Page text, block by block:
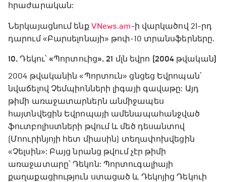
հրաժարական:
Ներկայացնում ենք VNews.am-ի վարկածով 21-րդ
դարում «Բարսելոնայի» թոփ-10 տրանսֆերները.
10. Դեկու՝ «Պորտուից». 21 մլն եվրո (2004 թվական)
2004 թվականին «Պորտուն» ցնցեց Եվրոպան՝
նվաճելով Չեմպիոնների լիգայի գավաթը: Այդ
թիմի առաջատարներն անմիջապես
հայտնվեցին Եվրոպայի ամենապահանջված
ֆուտբոլիստների թվում և մեծ դեսանտով
(Մոուրինյոյի հետ միասին) տեղափոխվեցին
«Չելսին»: Բայց նրանց թվում չէր թիմի
առաջատարը՝ Դեկոն: Պորտուգալիայի
քաղաքացիություն ստացած և Դեկոյից Դեկուի